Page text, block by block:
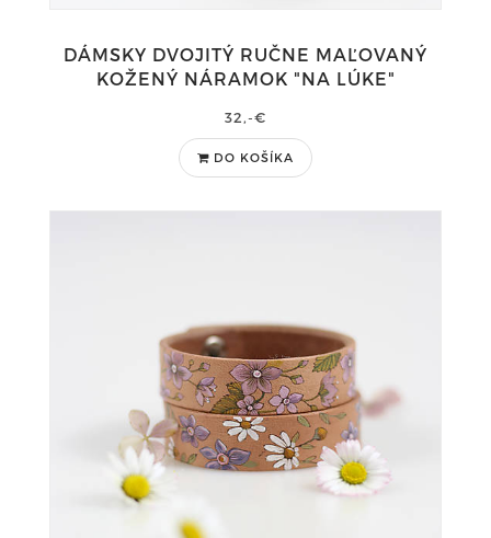
DÁMSKY DVOJITÝ RUČNE MAĽOVANÝ
KOŽENÝ NÁRAMOK "NA LÚKE"
32,-€
DO KOŠÍKA